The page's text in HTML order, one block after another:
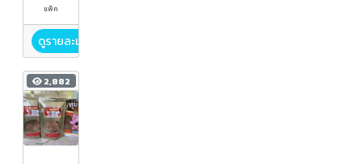
แพ็ค
ดูรายละเอียด
2,882